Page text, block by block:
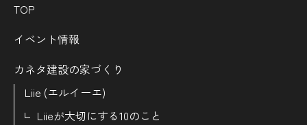
TOP
イベント情報
カネタ建設の家づくり
Liie (エルイーエ)
Liieが大切にする10のこと